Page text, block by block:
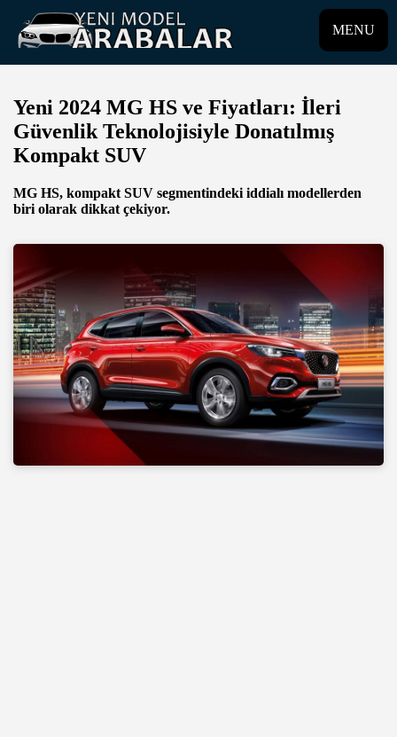
MENU
Yeni 2024 MG HS ve Fiyatları: İleri
Güvenlik Teknolojisiyle Donatılmış
Kompakt SUV
MG HS, kompakt SUV segmentindeki iddialı modellerden
biri olarak dikkat çekiyor.